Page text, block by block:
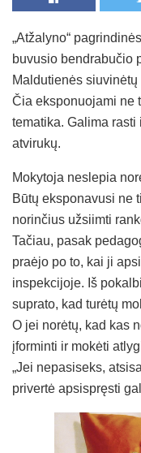
„Atžalyno“
buvusio bendrabučio
Maldutienės
Čia eksponuojami ne
tematika. Galima
atvirukų.
Mokytoja neslepia
Būtų eksponavusi ne
norinčius užsiimti
Tačiau, pasak
praėjo po to, kai ji
inspekcijoje. Iš
suprato, kad turėtų
O jei norėtų, kad kas
įforminti ir mokėti
„Jei nepasiseks,
privertė apsispręsti